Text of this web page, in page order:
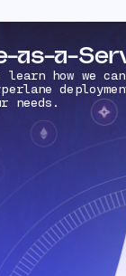
as-a-
how we can
needs.